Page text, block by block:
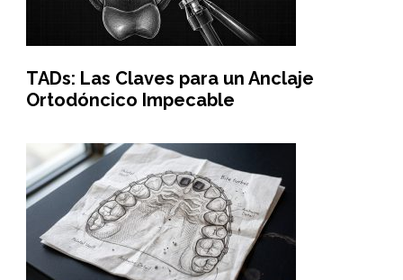
TADs: Las Claves para un Anclaje
Ortodóncico Impecable